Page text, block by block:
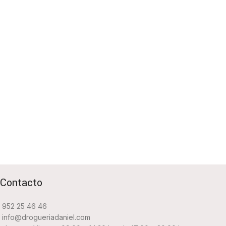
Contacto
952 25 46 46
info@drogueriadaniel.com